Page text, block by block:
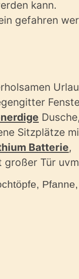
kann.
gefahren
Sitzplätze
Batterie,
großer Tür
Pfanne,